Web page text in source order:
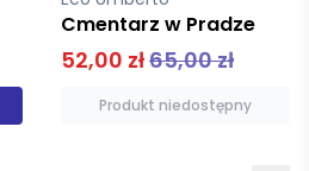
79,00 zł
Produkt niedostępny